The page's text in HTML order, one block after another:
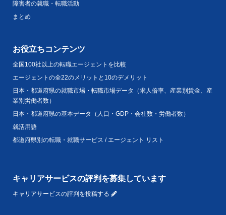
障害者の就職・転職活動
まとめ
お役立ちコンテンツ
全国100社以上の転職エージェントを比較
エージェントの全22のメリットと10のデメリット
日本・都道府県の就職市場・転職市場データ（求人倍率、産業別賃金、産
業別労働者数）
日本・都道府県の基本データ（人口・GDP・会社数・労働者数）
就活用語
都道府県別の転職・就職サービス / エージェント リスト
キャリアサービスの評判を募集しています
キャリアサービスの評判を投稿する